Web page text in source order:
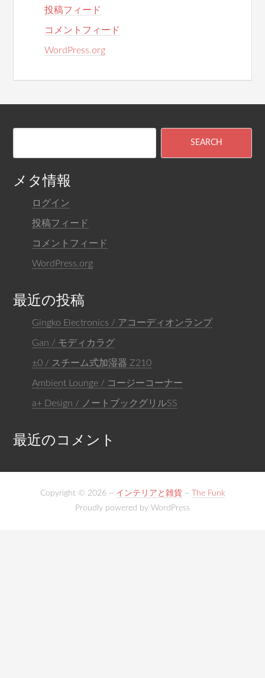
投稿フィード
コメントフィード
WordPress.org
メタ情報
ログイン
投稿フィード
コメントフィード
WordPress.org
最近の投稿
Gingko Electronics / アコーディオンランプ
Gan / モディカラグ
±0 / スチーム式加湿器 Z210
Ambient Lounge / コージーコーナー
a+ Design / ノートブックグリルSS
最近のコメント
Copyright © 2026 ~ インテリアと雑貨~
The Funk
Proudly powered by WordPress